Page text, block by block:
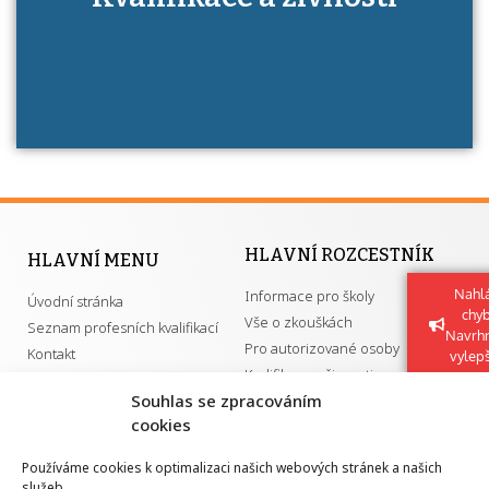
Souhlas se zpracováním
cookies
Používáme cookies k optimalizaci našich webových stránek a našich
má získání autorizace?
HLAVNÍ MENU
Úvodní stránka
Seznam profesních kvalifikací
Kontakt
HLAVNÍ ROZCESTNÍK
Informace pro školy
Vše o zkouškách
Pro autorizované osoby
Kvalifikace a živnosti